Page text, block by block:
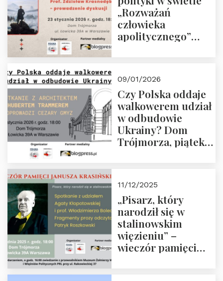
„Rozważań
człowieka
apolitycznego”
godz. 18:00.
Zapraszamy!
09/01/2026
Czy Polska oddaje
walkowerem udział
w odbudowie
Ukrainy? Dom
Trójmorza, piątek
11/12/2025
„Pisarz, który
narodził się w
stalinowskim
więzieniu” –
wieczór pamięci